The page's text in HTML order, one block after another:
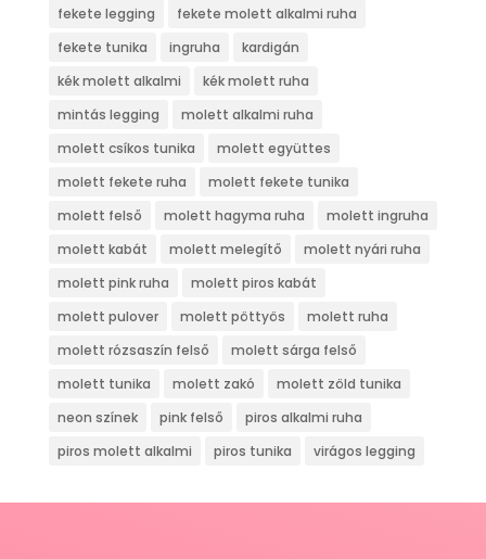
fekete legging
fekete molett alkalmi ruha
fekete tunika
ingruha
kardigán
kék molett alkalmi
kék molett ruha
mintás legging
molett alkalmi ruha
molett csíkos tunika
molett együttes
molett fekete ruha
molett fekete tunika
molett felső
molett hagyma ruha
molett ingruha
molett kabát
molett melegítő
molett nyári ruha
molett pink ruha
molett piros kabát
molett pulover
molett pöttyös
molett ruha
molett rózsaszín felső
molett sárga felső
molett tunika
molett zakó
molett zöld tunika
neon színek
pink felső
piros alkalmi ruha
piros molett alkalmi
piros tunika virágos legging